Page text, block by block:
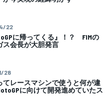
22
に帰ってくる』！？ FIMの
ス会長が大胆発言
28
てレースマシンで使うと何が違
に向けて開発進めていたス